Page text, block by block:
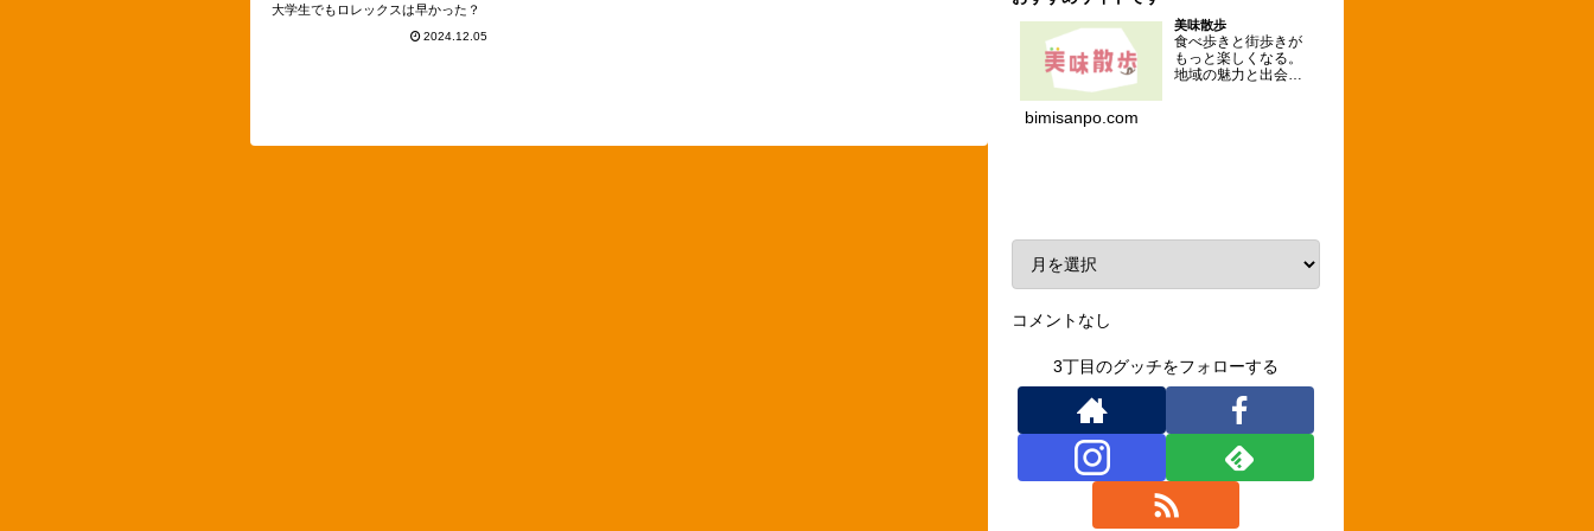
大学生でもロレックスは早かった？
2024.12.05
美味散歩
食べ歩きと街歩きが
もっと楽しくなる。
地域の魅力と出会え
bimisanpo.com
コメントなし
3丁目のグッチをフォローする